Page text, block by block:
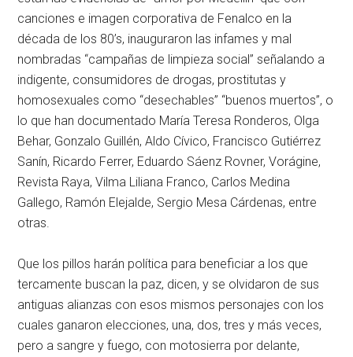
canciones e imagen corporativa de Fenalco en la
década de los 80’s, inauguraron las infames y mal
nombradas “campañas de limpieza social” señalando a
indigente, consumidores de drogas, prostitutas y
homosexuales como “desechables” “buenos muertos”, o
lo que han documentado María Teresa Ronderos, Olga
Behar, Gonzalo Guillén, Aldo Cívico, Francisco Gutiérrez
Sanín, Ricardo Ferrer, Eduardo Sáenz Rovner, Vorágine,
Revista Raya, Vilma Liliana Franco, Carlos Medina
Gallego, Ramón Elejalde, Sergio Mesa Cárdenas, entre
otras.
Que los pillos harán política para beneficiar a los que
tercamente buscan la paz, dicen, y se olvidaron de sus
antiguas alianzas con esos mismos personajes con los
cuales ganaron elecciones, una, dos, tres y más veces,
pero a sangre y fuego, con motosierra por delante,